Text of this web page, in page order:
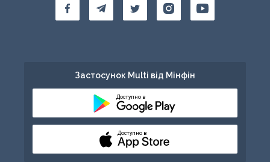
Застосунок Multi від Мінфін
Доступно в
Доступно в